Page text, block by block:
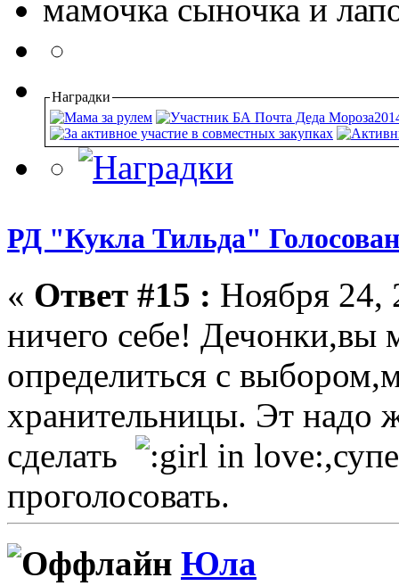
мамочка сыночка и
Наградки
РД "Кукла Тильда"
« Ответ #15 : Ноября 24,
ничего себе!
определиться с
хранительницы. Эт надо
сделать
проголосовать.
Юла